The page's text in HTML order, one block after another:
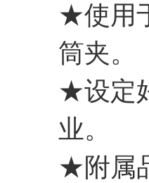
★使用
筒夹。
★设定
业。
★附属